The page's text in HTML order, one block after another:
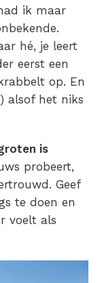
ik maar
hé, je leert
eerst een
op. En
alsof het niks
is
probeert,
Geef
te doen en
voelt als